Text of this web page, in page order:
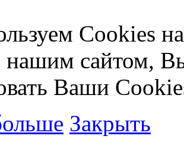
Cookies
нашим сайтом,
Ваши
Закрыть